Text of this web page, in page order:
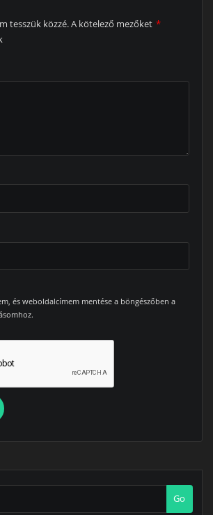
tesszük közzé.A kötelező mezőket *
és weboldalcímem mentése a böngészőben a
Go